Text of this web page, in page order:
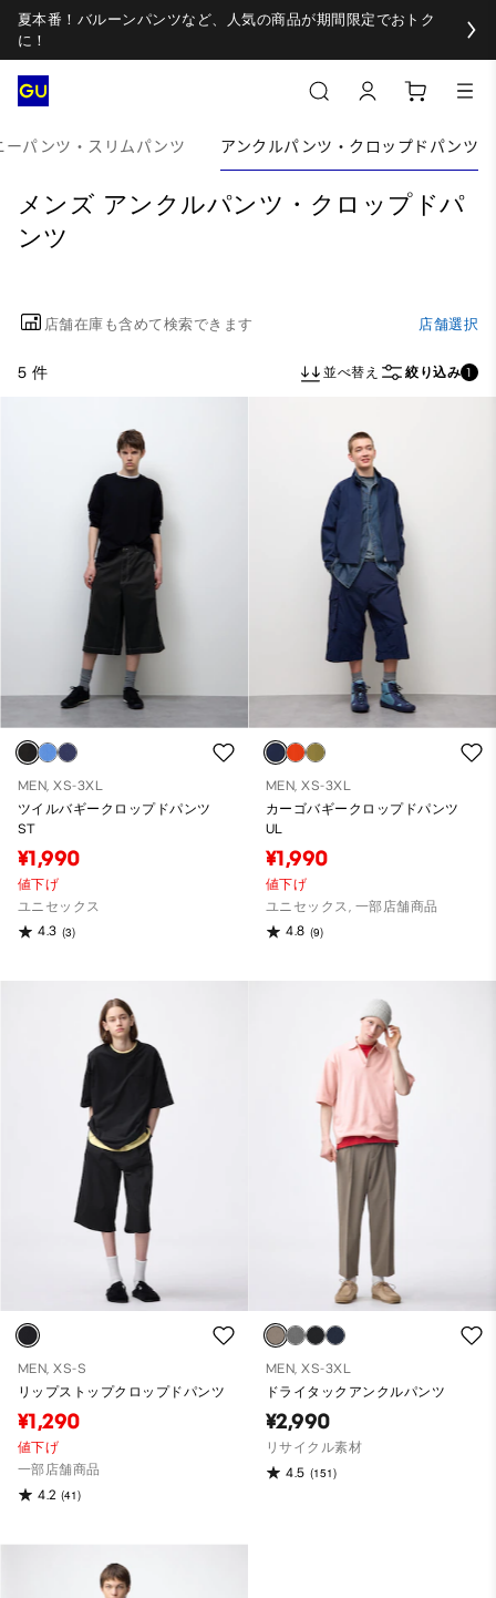
夏本番！バルーンパンツなど、人気の商品が期間限定でおトク
に！
ーパンツ・スリムパンツ アンクルパンツ・クロップドパンツ
メンズ アンクルパンツ・クロップドパ
ンツ
店舗在庫も含めて検索できます 店舗選択
5 件 並べ替え 絞り込み 1
MEN, XS-3XL
ツイルバギークロップドパンツ
ST
¥1,990
値下げ
ユニセックス
4.3 (3)
MEN, XS-3XL
カーゴバギークロップドパンツ
UL
¥1,990
値下げ
ユニセックス, 一部店舗商品
4.8 (9)
MEN, XS-S
リップストップクロップドパンツ
¥1,290
値下げ
一部店舗商品
4.2 (41)
MEN, XS-3XL
ドライタックアンクルパンツ
¥2,990
リサイクル素材
4.5 (151)